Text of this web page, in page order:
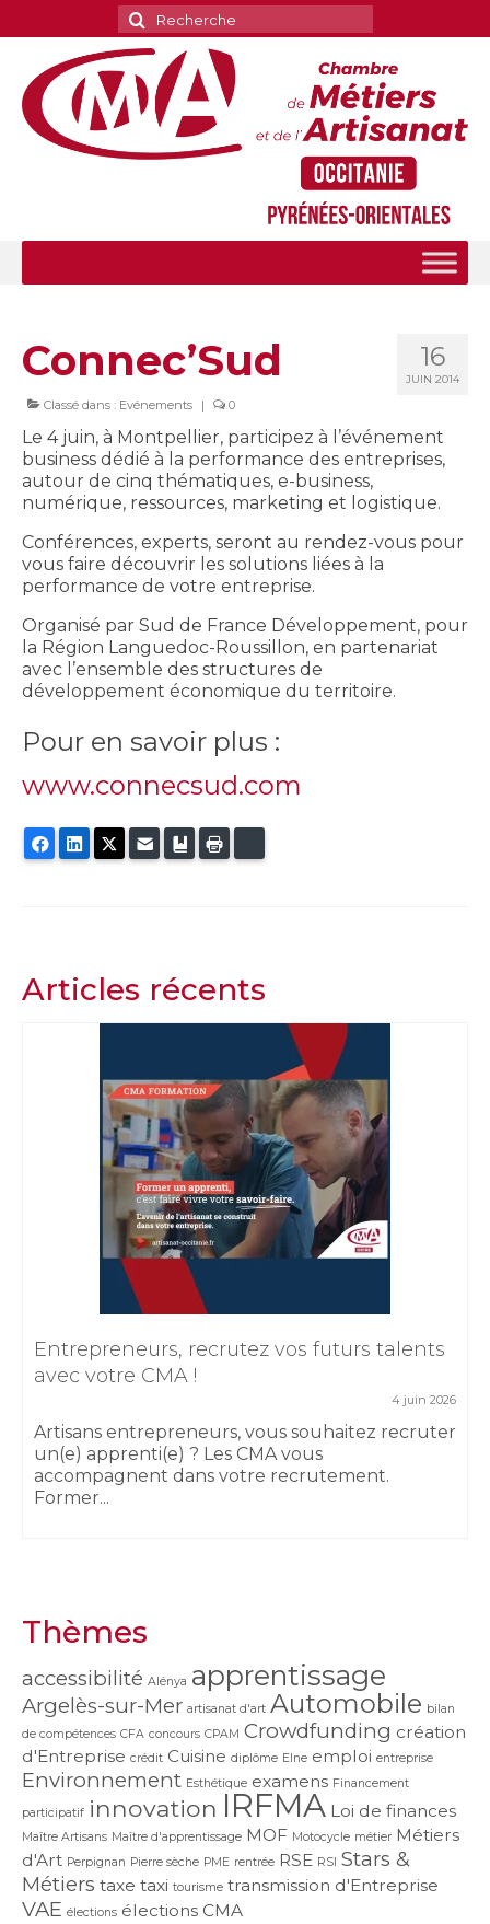
Rechercher
:
16
JUIN 2014
Connec’Sud
Classé dans : Evénements | 0
Le 4 juin, à Montpellier, participez à l’événement
business dédié à la performance des entreprises,
autour de cinq thématiques, e-business,
numérique, ressources, marketing et logistique.
Conférences, experts, seront au rendez-vous pour
vous faire découvrir les solutions liées à la
performance de votre entreprise.
Organisé par Sud de France Développement, pour
la Région Languedoc-Roussillon, en partenariat
avec l’ensemble des structures de
développement économique du territoire.
Pour en savoir plus :
www.connecsud.com
FacebookLinkedInTwitter
E-mail Ajouter aux favoris
Articles récents
Entrepreneurs, recrutez vos futurs talents
avec votre CMA !
4 juin 2026
Artisans entrepreneurs, vous souhaitez recruter
un(e) apprenti(e) ? Les CMA vous
accompagnent dans votre recrutement.
Former...
Thèmes
accessibilité Alénya apprentissage
Argelès-sur-Mer artisanat d'art Automobile bilan
de compétences CFA concours CPAM Crowdfunding création
d'Entreprise crédit Cuisine diplôme Elne emploi entreprise
Environnement Esthétique examens Financement
participatif innovation IRFMA Loi de finances
Maître Artisans Maître d'apprentissage MOF Motocycle métier Métiers
d'Art Perpignan Pierre sèche PME rentrée RSE RSI Stars &
Métiers taxe taxi tourisme transmission d'Entreprise
VAE élections élections CMA